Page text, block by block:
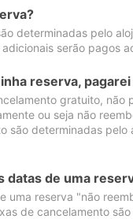
determinadas pelo
serão pagos
reserva,
gratuito,
ou seja não
são determinadas
datas de uma
uma reserva "não
de cancelamento